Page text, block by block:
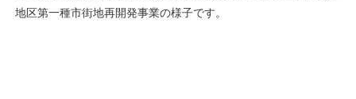
地区第一種市街地再開発事業の様子です。